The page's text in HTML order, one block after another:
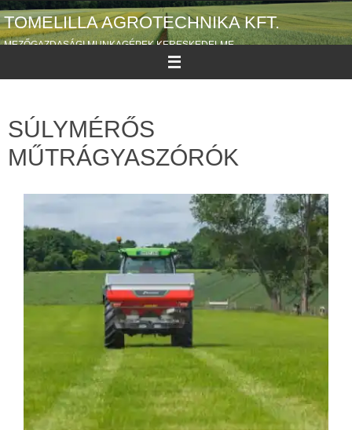
TOMELILLA AGROTECHNIKA KFT.
MEZŐGAZDASÁGI MUNKAGÉPEK KERESKEDELME
SÚLYMÉRŐS
MŰTRÁGYASZÓRÓK